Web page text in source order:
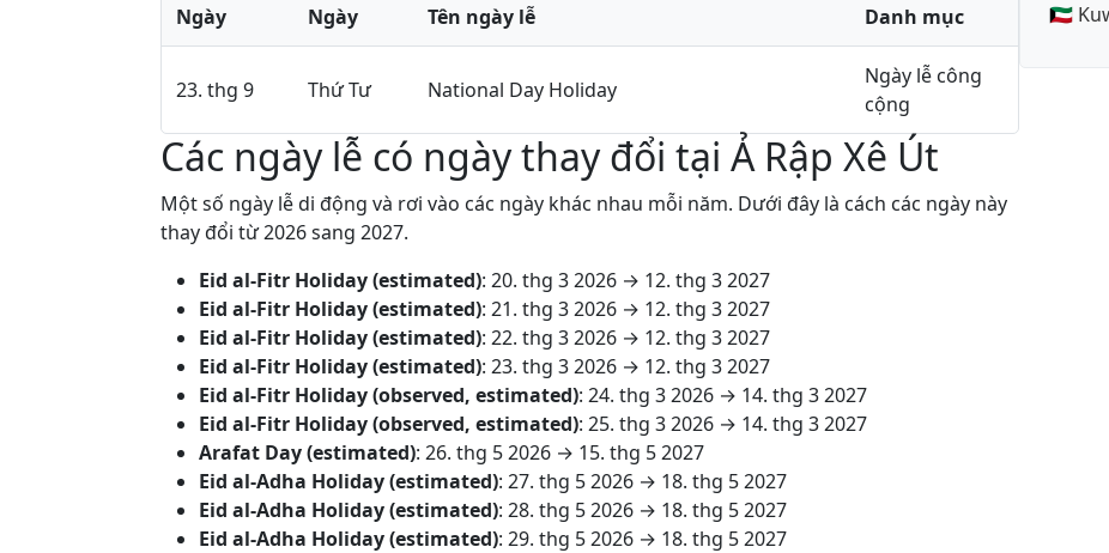
Ngày Ngày Tên ngày lễ Danh mục
23. thg 9 Thứ Tư National Day Holiday
Ngày lễ công
cộng
Các ngày lễ có ngày thay đổi tại Ả Rập Xê Út
Một số ngày lễ di động và rơi vào các ngày khác nhau mỗi năm. Dưới đây là cách các ngày này
thay đổi từ 2026 sang 2027.
Eid al-Fitr Holiday (estimated): 20. thg 3 2026 → 12. thg 3 2027
Eid al-Fitr Holiday (estimated): 21. thg 3 2026 → 12. thg 3 2027
Eid al-Fitr Holiday (estimated): 22. thg 3 2026 → 12. thg 3 2027
Eid al-Fitr Holiday (estimated): 23. thg 3 2026 → 12. thg 3 2027
Eid al-Fitr Holiday (observed, estimated): 24. thg 3 2026 → 14. thg 3 2027
Eid al-Fitr Holiday (observed, estimated): 25. thg 3 2026 → 14. thg 3 2027
Arafat Day (estimated): 26. thg 5 2026 → 15. thg 5 2027
Eid al-Adha Holiday (estimated): 27. thg 5 2026 → 18. thg 5 2027
Eid al-Adha Holiday (estimated): 28. thg 5 2026 → 18. thg 5 2027
Eid al-Adha Holiday (estimated): 29. thg 5 2026 → 18. thg 5 2027
🇰🇼